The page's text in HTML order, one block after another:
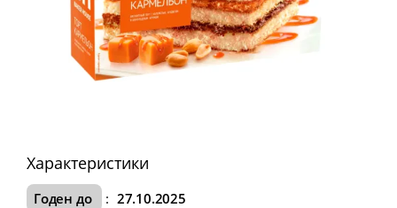
Характеристики
Годен до : 27.10.2025